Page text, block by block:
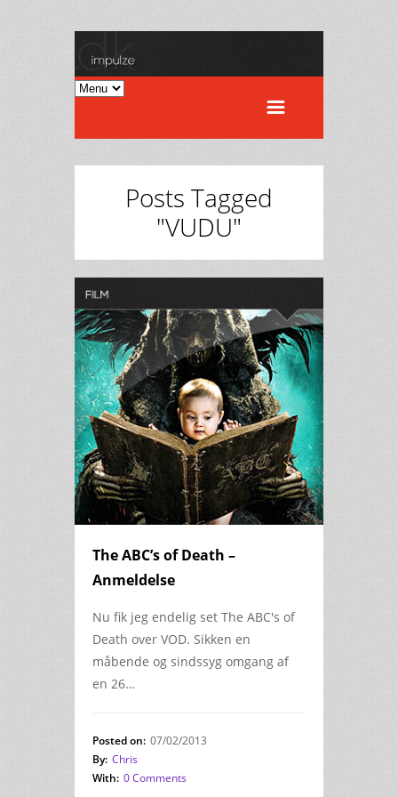
Posts Tagged
"VUDU"
The ABC’s of Death –
Anmeldelse
Nu fik jeg endelig set The ABC's of
Death over VOD. Sikken en
måbende og sindssyg omgang af
en 26…
Posted on: 07/02/2013
By: Chris
With: 0 Comments